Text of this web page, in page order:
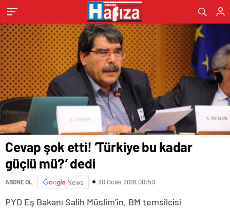
Cevap şok etti! ‘Türkiye bu kadar
güçlü mü?’ dedi
ABONE OL News 30 Ocak 2016 00:59
PYD Eş Bakanı Salih Müslim’in, BM temsilcisi